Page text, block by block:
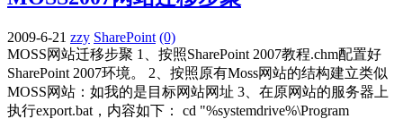
2009-6-21 zzy SharePoint (0)
MOSS网站迁移步聚 1、按照SharePoint 2007教程.chm配置好
SharePoint 2007环境。 2、按照原有Moss网站的结构建立类似
MOSS网站：如我的是目标网站网址 3、在原网站的服务器上
执行export.bat，内容如下： cd "%systemdrive%\Program